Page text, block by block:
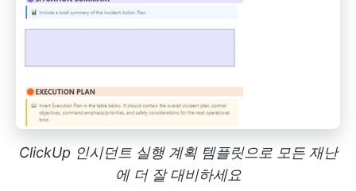
ClickUp 인시던트 실행 계획 템플릿으로 모든 재난
에 더 잘 대비하세요